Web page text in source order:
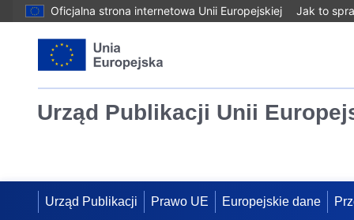
Oficjalna strona internetowa Unii Europejskiej Jak to
Urząd Publikacji Unii
Urząd Publikacji Prawo UE Europejskie dane